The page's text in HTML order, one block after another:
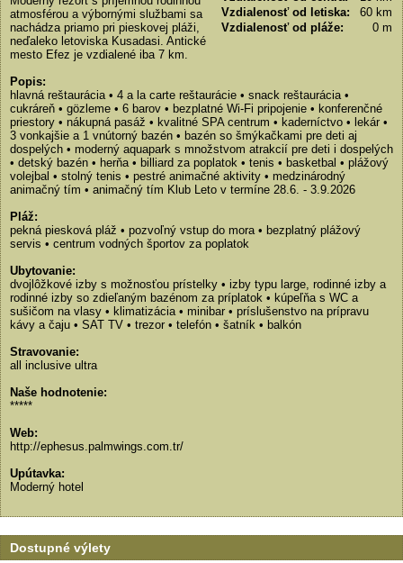
Vzdialenosť od letiska:
60 km
Vzdialenosť od pláže:
0 m
atmosférou a výbornými službami sa
nachádza priamo pri pieskovej pláži,
neďaleko letoviska Kusadasi. Antické
mesto Efez je vzdialené iba 7 km.
Popis:
hlavná reštaurácia • 4 a la carte reštaurácie • snack reštaurácia •
cukráreň • gözleme • 6 barov • bezplatné Wi-Fi pripojenie • konferenčné
priestory • nákupná pasáž • kvalitné SPA centrum • kaderníctvo • lekár •
3 vonkajšie a 1 vnútorný bazén • bazén so šmýkačkami pre deti aj
dospelých • moderný aquapark s množstvom atrakcií pre deti i dospelých
• detský bazén • herňa • billiard za poplatok • tenis • basketbal • plážový
volejbal • stolný tenis • pestré animačné aktivity • medzinárodný
animačný tím • animačný tím Klub Leto v termíne 28.6. - 3.9.2026
Pláž:
pekná piesková pláž • pozvoľný vstup do mora • bezplatný plážový
servis • centrum vodných športov za poplatok
Ubytovanie:
dvojlôžkové izby s možnosťou prístelky • izby typu large, rodinné izby a
rodinné izby so zdieľaným bazénom za príplatok • kúpeľňa s WC a
sušičom na vlasy • klimatizácia • minibar • príslušenstvo na prípravu
kávy a čaju • SAT TV • trezor • telefón • šatník • balkón
Stravovanie:
all inclusive ultra
Naše hodnotenie:
*****
Web:
http://ephesus.palmwings.com.tr/
Upútavka:
Moderný hotel
Dostupné výlety